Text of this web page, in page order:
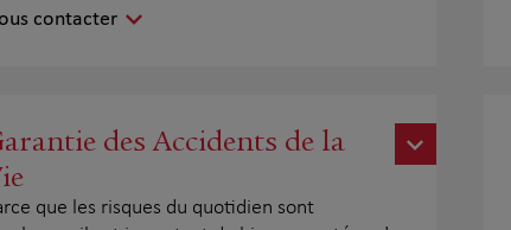
contacter
des Accidents de la
que les risques du quotidien sont